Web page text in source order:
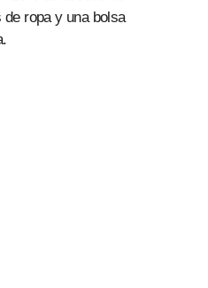
ropa y una bolsa